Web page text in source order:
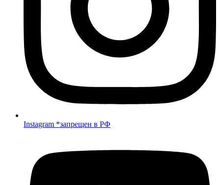
Instagram *запрещен в РФ